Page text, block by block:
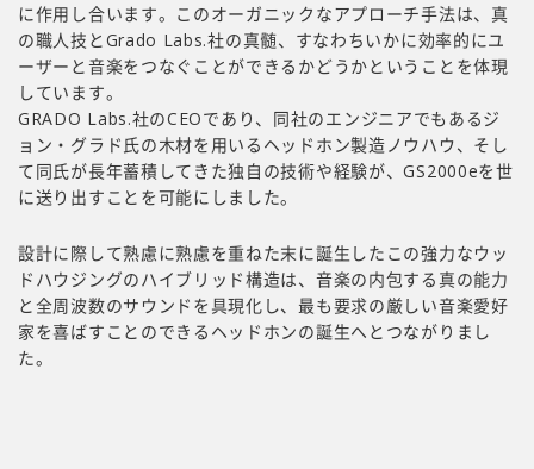
に作用し合います。このオーガニックなアプローチ手法は、真
の職人技とGrado Labs.社の真髄、すなわちいかに効率的にユ
ーザーと音楽をつなぐことができるかどうかということを体現
しています。
GRADO Labs.社のCEOであり、同社のエンジニアでもあるジ
ョン・グラド氏の木材を用いるヘッドホン製造ノウハウ、そし
て同氏が長年蓄積してきた独自の技術や経験が、GS2000eを世
に送り出すことを可能にしました。
設計に際して熟慮に熟慮を重ねた末に誕生したこの強力なウッ
ドハウジングのハイブリッド構造は、音楽の内包する真の能力
と全周波数のサウンドを具現化し、最も要求の厳しい音楽愛好
家を喜ばすことのできるヘッドホンの誕生へとつながりまし
た。